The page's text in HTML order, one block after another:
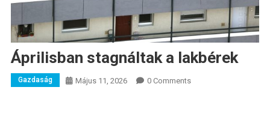
Áprilisban stagnáltak a lakbérek
Gazdaság Május 11, 2026 0 Comments